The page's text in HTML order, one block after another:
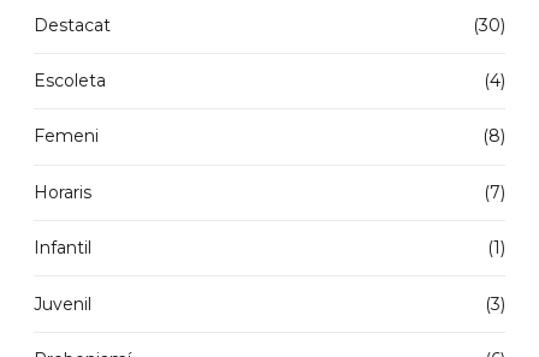
Destacat (30)
Escoleta (4)
Femeni (8)
Horaris (7)
Infantil (1)
Juvenil (3)